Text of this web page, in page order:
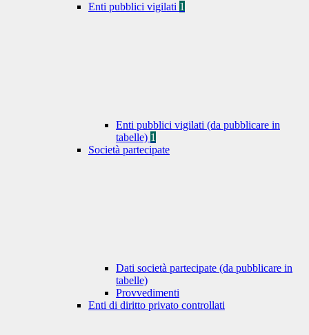
Enti pubblici vigilati 1
Enti pubblici vigilati (da pubblicare in
tabelle) 1
Società partecipate
Dati società partecipate (da pubblicare in
tabelle)
Provvedimenti
Enti di diritto privato controllati